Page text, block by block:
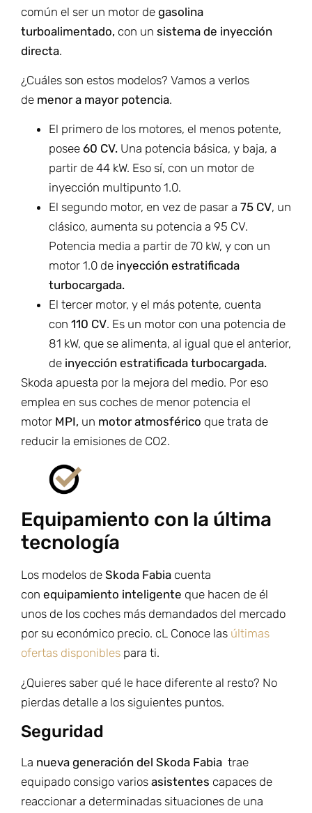
común el ser un motor de gasolina
turboalimentado, con un sistema de inyección
directa.
¿Cuáles son estos modelos? Vamos a verlos
de menor a mayor potencia.
El primero de los motores, el menos potente,
posee 60 CV. Una potencia básica, y baja, a
partir de 44 kW. Eso sí, con un motor de
inyección multipunto 1.0.
El segundo motor, en vez de pasar a 75 CV, un
clásico, aumenta su potencia a 95 CV.
Potencia media a partir de 70 kW, y con un
motor 1.0 de inyección estratificada
turbocargada.
El tercer motor, y el más potente, cuenta
con 110 CV. Es un motor con una potencia de
81 kW, que se alimenta, al igual que el anterior,
de inyección estratificada turbocargada.
Skoda apuesta por la mejora del medio. Por eso
emplea en sus coches de menor potencia el
motor MPI, un motor atmosférico que trata de
reducir la emisiones de CO2.
Equipamiento con la última
tecnología
Los modelos de Skoda Fabia cuenta
con equipamiento inteligente que hacen de él
unos de los coches más demandados del mercado
por su económico precio. cL Conoce las últimas
ofertas disponibles para ti.
¿Quieres saber qué le hace diferente al resto? No
pierdas detalle a los siguientes puntos.
Seguridad
La nueva generación del Skoda Fabia trae
equipado consigo varios asistentes capaces de
reaccionar a determinadas situaciones de una